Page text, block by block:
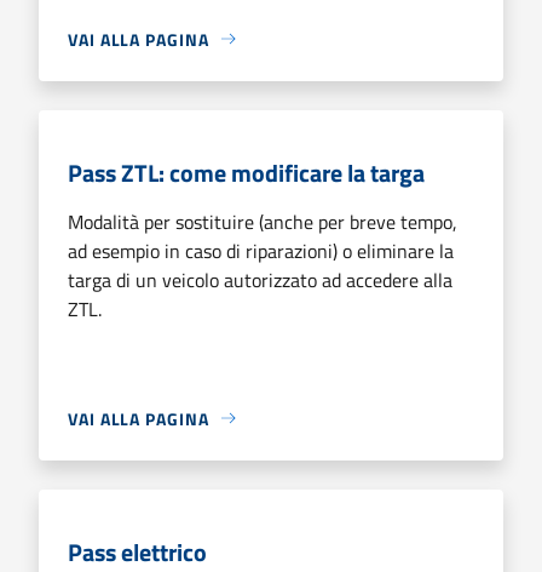
VAI ALLA PAGINA
Pass ZTL: come modificare la targa
Modalità per sostituire (anche per breve tempo,
ad esempio in caso di riparazioni) o eliminare la
targa di un veicolo autorizzato ad accedere alla
ZTL.
VAI ALLA PAGINA
Pass elettrico